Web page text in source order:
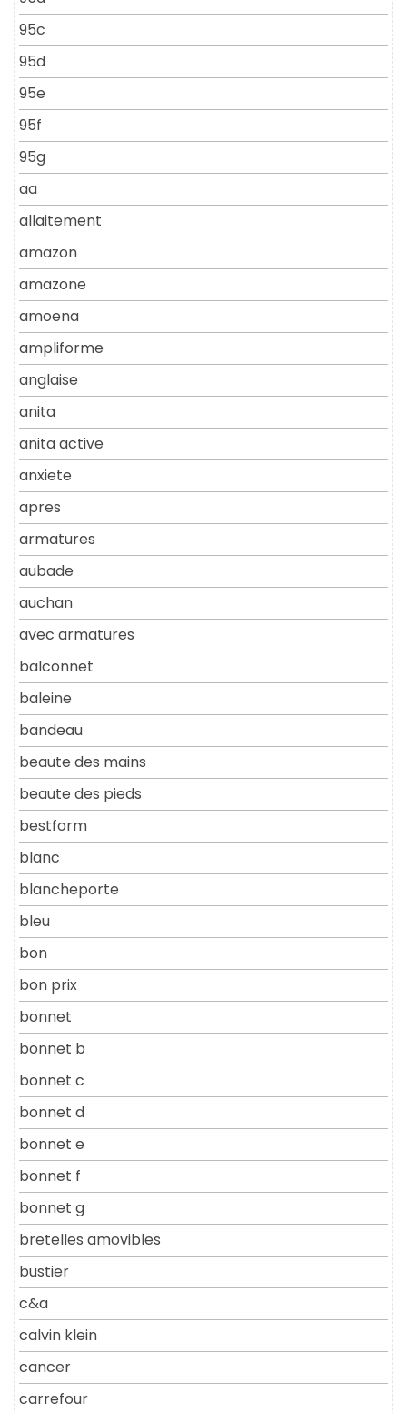
95c
95d
95e
95f
95g
aa
allaitement
amazon
amazone
amoena
ampliforme
anglaise
anita
anita active
anxiete
apres
armatures
aubade
auchan
avec armatures
balconnet
baleine
bandeau
beaute des mains
beaute des pieds
bestform
blanc
blancheporte
bleu
bon
bon prix
bonnet
bonnet b
bonnet c
bonnet d
bonnet e
bonnet f
bonnet g
bretelles amovibles
bustier
c&a
calvin klein
cancer
carrefour